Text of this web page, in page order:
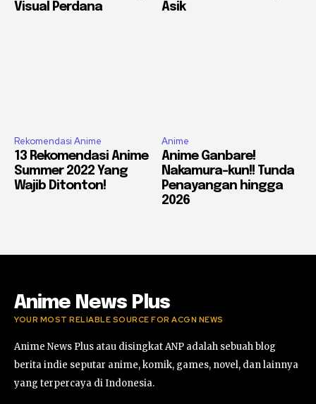
Visual Perdana
Asik
Rekomendasi Anime
13 Rekomendasi Anime
Summer 2022 Yang
Wajib Ditonton!
Anime
Anime Ganbare!
Nakamura-kun!! Tunda
Penayangan hingga
2026
Anime News Plus
YOUR MOST RELIABLE SOURCE FOR ACGN NEWS
Anime News Plus atau disingkat ANP adalah sebuah blog
berita indie seputar anime, komik, games, novel, dan lainnya
yang terpercaya di Indonesia.